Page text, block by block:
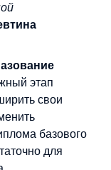
этап
свои
базового
для